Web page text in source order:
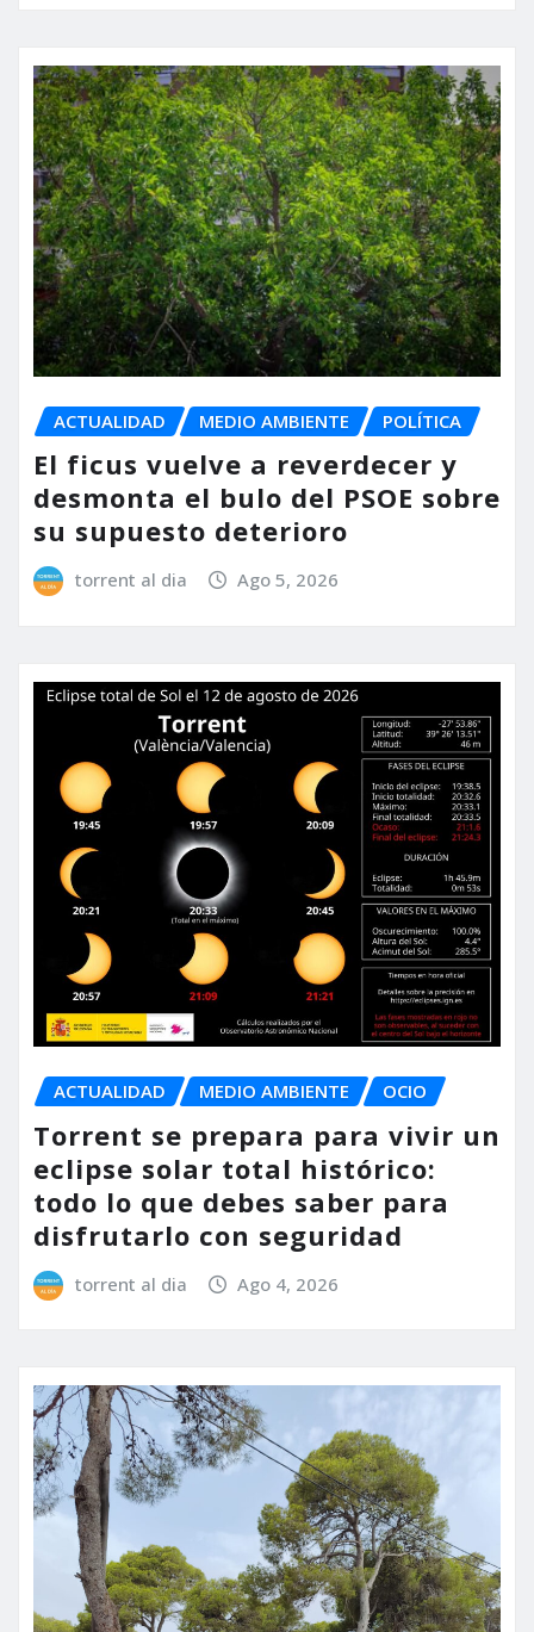
ACTUALIDAD MEDIO AMBIENTE POLÍTICA
El ficus vuelve a reverdecer y
desmonta el bulo del PSOE sobre
su supuesto deterioro
torrent al dia Ago 5, 2026
ACTUALIDAD MEDIO AMBIENTE OCIO
Torrent se prepara para vivir un
eclipse solar total histórico:
todo lo que debes saber para
disfrutarlo con seguridad
torrent al dia Ago 4, 2026